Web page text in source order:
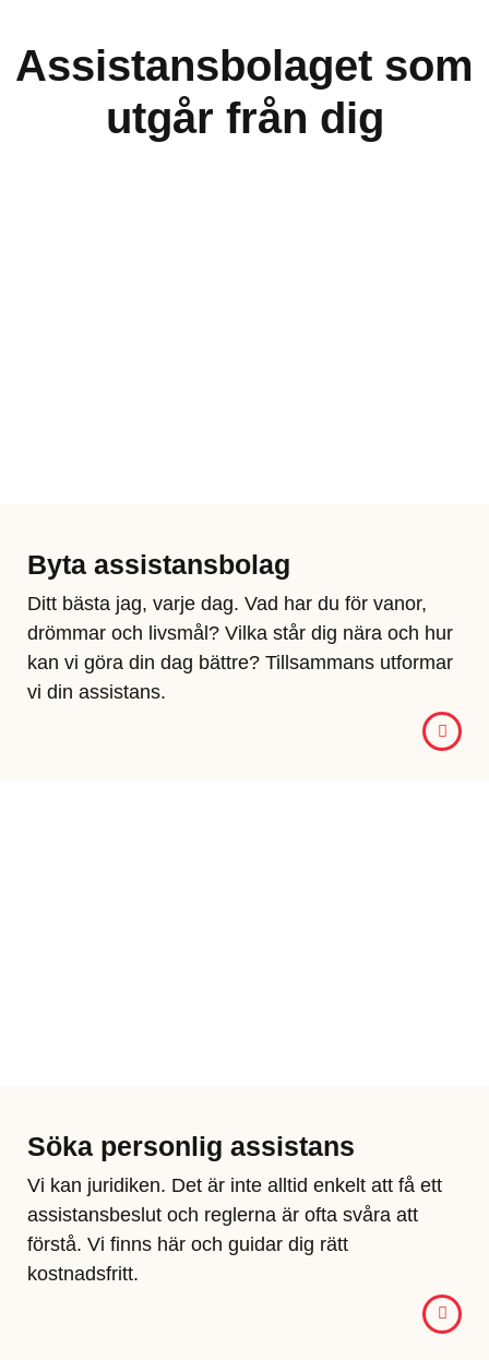
Assistansbolaget som
utgår från dig
Byta assistansbolag
Ditt bästa jag, varje dag​. Vad har du för vanor,
drömmar och livsmål? Vilka står dig nära och hur
kan vi göra din dag bättre? Tillsammans utformar
vi din assistans.
Söka personlig assistans
Vi kan juridiken​. Det är inte alltid enkelt att få ett
assistansbeslut och reglerna är ofta svåra att
förstå. Vi finns här och guidar dig rätt
kostnadsfritt.